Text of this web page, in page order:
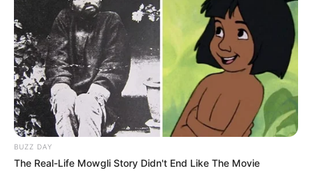
Le Pronostic PMU du Quinté du jour en 7
chevaux du PRIX DE SAINT-PIERRE LA COUR
1er: 9 JAZZ DE PADD
2ème: 10 JOPLIN DES CROUAS
3ème: 8 JOKER D’OLAINE
4ème: 4 IMAKO VERDERIE
5ème: 13 JAZZ D’OURVILLE
6ème: 1 IVARUN
BUZZ DAY
The Real-Life Mowgli Story Didn't End Like The Movie